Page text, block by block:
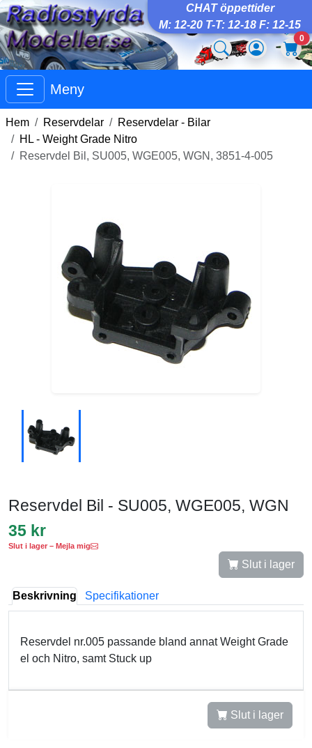
CHAT öppettider
M: 12-20 T-T: 12-18 F: 12-15
0
Meny
Hem Reservdelar
Reservdelar - Bilar
HL - Weight Grade Nitro
Reservdel Bil, SU005, WGE005, WGN, 3851-4-005
Reservdel Bil - SU005, WGE005, WGN
35 kr
Slut i lager – Mejla mig
Slut i lager
Beskrivning Specifikationer
Reservdel nr.005 passande bland annat Weight Grade
el och Nitro, samt Stuck up
Slut i lager